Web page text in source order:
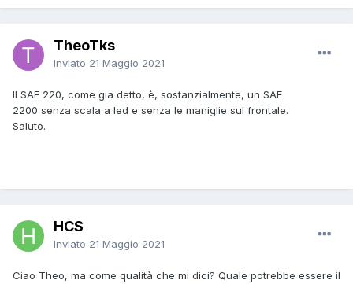
TheoTks
Inviato 21 Maggio 2021
Il SAE 220, come gia detto, è, sostanzialmente, un SAE
2200 senza scala a led e senza le maniglie sul frontale.
Saluto.
HCS
Inviato 21 Maggio 2021
Ciao Theo, ma come qualità che mi dici? Quale potrebbe essere il